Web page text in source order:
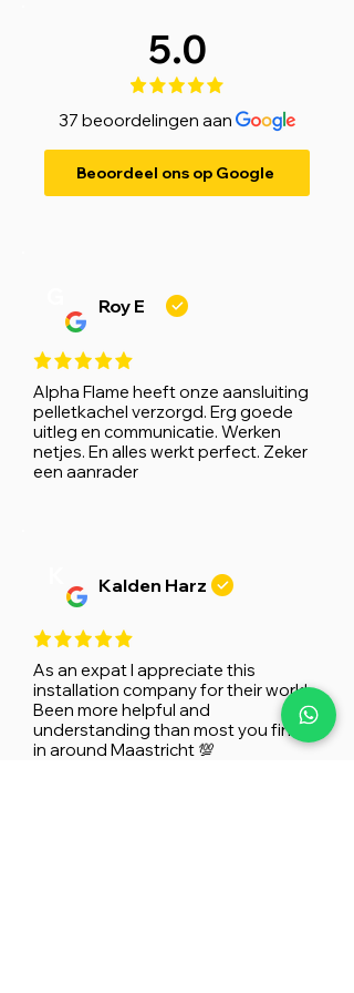
5.0
37 beoordelingen aan
Beoordeel ons op Google
Roy E
Alpha Flame heeft onze aansluiting
pelletkachel verzorgd. Erg goede
uitleg en communicatie. Werken
netjes. En alles werkt perfect. Zeker
een aanrader
Kalden Harz
As an expat I appreciate this
installation company for their work!
Been more helpful and
understanding than most you find
in around Maastricht 💯